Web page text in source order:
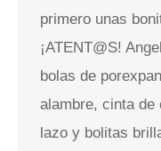
primero unas
¡ATENT@S!
bolas de
alambre, cinta
lazo y bolitas